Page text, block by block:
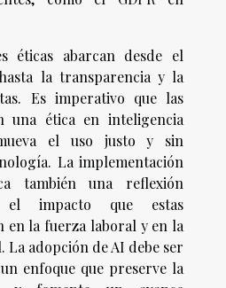
éticas abarcan desde el
la transparencia y la
Es imperativo que las
una ética en inteligencia
el uso justo y sin
La implementación
también una reflexión
el impacto que estas
en la fuerza laboral y en la
La adopción de AI debe ser
enfoque que preserve la